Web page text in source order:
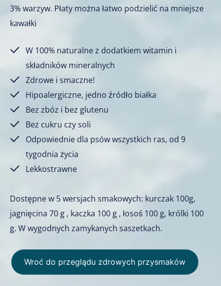
3% warzyw. Płaty można łatwo podzielić na mniejsze
kawałki
W 100% naturalne z dodatkiem witamin i
składników mineralnych
Zdrowe i smaczne!
Hipoalergiczne, jedno źródło białka
Bez zbóz i bez glutenu
Bez cukru czy soli
Odpowiednie dla psów wszystkich ras, od 9
tygodnia życia
Lekkostrawne
Dostępne w 5 wersjach smakowych: kurczak 100g,
jagnięcina 70 g , kaczka 100 g , łosoś 100 g, królki 100
g. W wygodnych zamykanych saszetkach.
Wroć do przeglądu zdrowych przysmaków